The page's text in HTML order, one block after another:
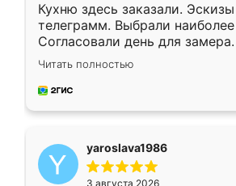
Кухню здесь заказали.
телеграмм. Выбрали
Согласовали день для
недели кухня была уже
довольны работой. Спасибо
мебель за качественную
Читать полностью
yaroslava1986
3 августа 2026